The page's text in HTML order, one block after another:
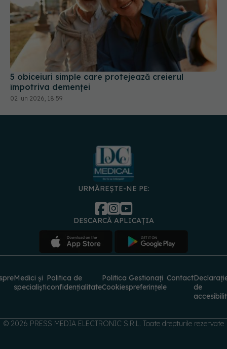
5 obiceiuri simple care protejează creierul
împotriva demenței
02 iun 2026, 18:59
URMĂREȘTE-NE PE:
DESCARCĂ APLICAȚIA
Medici și
specialiști
Politica de
confidențialitate
Politica
Cookies
Gestionați
preferințele
Contact
de
© 2026 PRESS MEDIA ELECTRONIC S.R.L. Toate drepturile rezervate